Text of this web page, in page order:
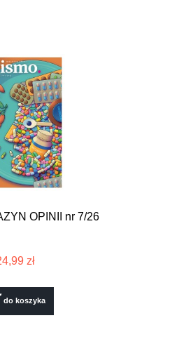
OPINII nr 7/26
zł
do koszyka